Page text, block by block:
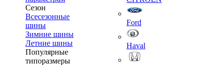
Сезон
Всесезонные
шины
Зимние шины
Летние шины
Популярные
типоразмеры
Ford
Haval